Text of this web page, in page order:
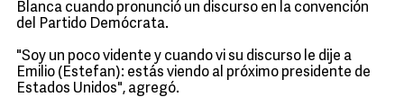
Blanca cuando pronunció un discurso en la convención
del Partido Demócrata.
"Soy un poco vidente y cuando vi su discurso le dije a
Emilio (Estefan): estás viendo al próximo presidente de
Estados Unidos", agregó.